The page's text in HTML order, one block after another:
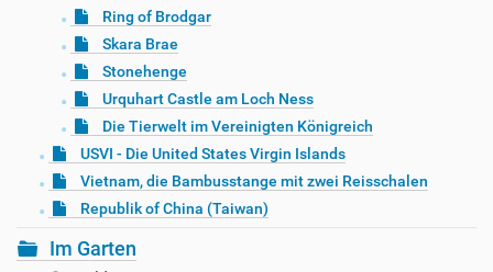
Ring of Brodgar
Skara Brae
Stonehenge
Urquhart Castle am Loch Ness
Die Tierwelt im Vereinigten Königreich
USVI - Die United States Virgin Islands
Vietnam, die Bambusstange mit zwei Reisschalen
Republik of China (Taiwan)
Im Garten